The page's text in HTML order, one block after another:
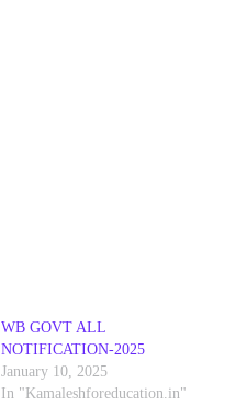
WB GOVT ALL
NOTIFICATION-2025
January 10, 2025
In "Kamaleshforeducation.in"